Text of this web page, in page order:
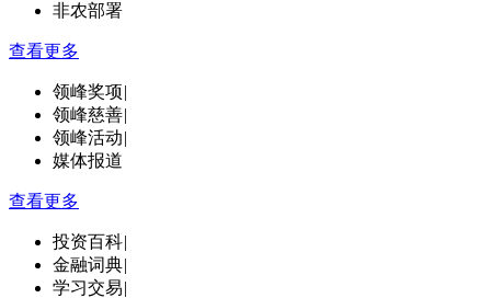
非农部署
查看更多
领峰奖项|
领峰慈善|
领峰活动|
媒体报道
查看更多
投资百科|
金融词典|
学习交易|